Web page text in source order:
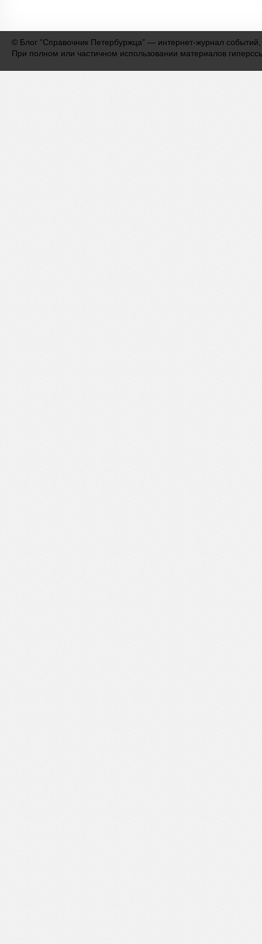
© Блог ”Справочник Петербуржца” — интернет-журнал
При полном или частичном использовании материалов